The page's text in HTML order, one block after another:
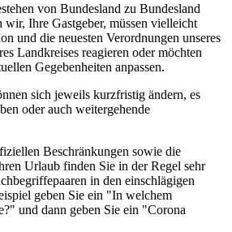
von Bundesland zu Bundesland
wir, Ihre Gastgeber, müssen vielleicht
und die neuesten Verordnungen unseres
Landkreises reagieren oder möchten
Gegebenheiten anpassen.
sich jeweils kurzfristig ändern, es
oder auch weitergehende
Beschränkungen sowie die
Urlaub finden Sie in der Regel sehr
in den einschlägigen
geben Sie ein "In welchem
und dann geben Sie ein "Corona